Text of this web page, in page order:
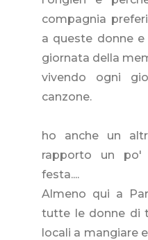
compagnia
a queste donne
giornata della
vivendo ogni
canzone.
ho anche un
rapporto un po'
festa....
Almeno qui a
tutte le donne di
locali a mangiare